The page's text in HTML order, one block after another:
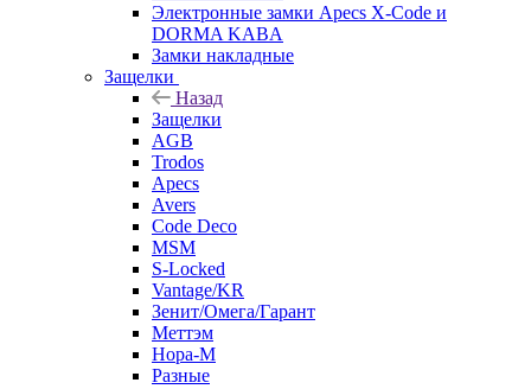
Электронные замки Apecs X-Code и
DORMA KABA
Замки накладные
Защелки
Назад
Защелки
AGB
Trodos
Apecs
Avers
Code Deco
MSM
S-Locked
Vantage/KR
Зенит/Омега/Гарант
Меттэм
Нора-М
Разные